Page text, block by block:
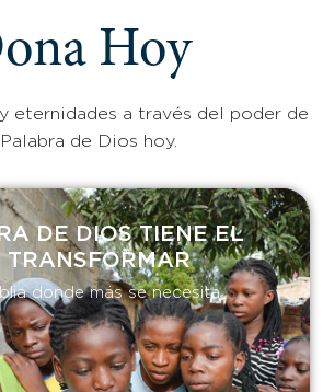
Hoy
y eternidades a través del poder de
Palabra de Dios hoy.
DE DIOS TIENE EL
TRANSFORMAR​
donde más se necesita.